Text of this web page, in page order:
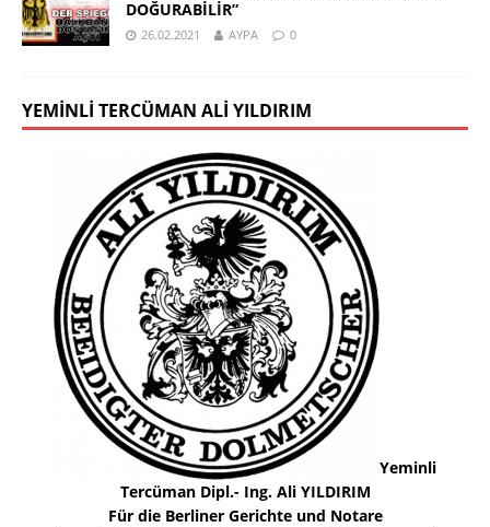
DOĞURABİLİR”
26.02.2021 AYPA 0
YEMINLI TERCÜMAN ALI YILDIRIM
Yeminli
Tercüman Dipl.- Ing. Ali YILDIRIM
Für die Berliner Gerichte und Notare